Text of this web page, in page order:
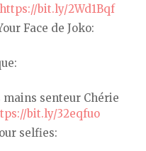
https://bit.ly/2Wd1Bqf
Face de Joko:
senteur Chérie
bit.ly/32eqfuo
selfies: